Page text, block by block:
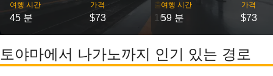
여행 시간
45 분
가격
$73
출발
16
여행 시간
59 분
가격
$73
토야마에서 나가노까지 인기 있는 경로